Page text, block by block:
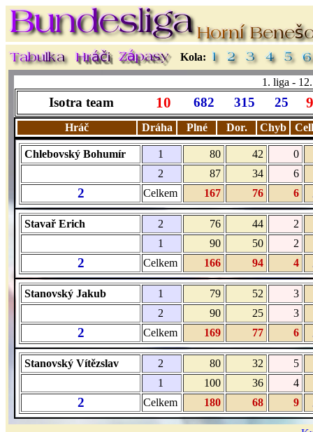
Kola:
1. liga -
Isotra team 10 682 315 25
Hráč Dráha Plné Dor. Chyb
Chlebovský Bohumír 1 80 42
0
2
87 34 6
2 Celkem 167 76 6
Stavař Erich 2 76 44
2
1
90 50 2
2 Celkem 166 94 4
Stanovský Jakub 1 79 52
3
2
90 25 3
2 Celkem 169 77 6
Stanovský Vítězslav 2 80 32
5
1
100 36 4
2 Celkem 180 68 9